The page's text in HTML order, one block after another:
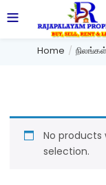
Home
No
selection.